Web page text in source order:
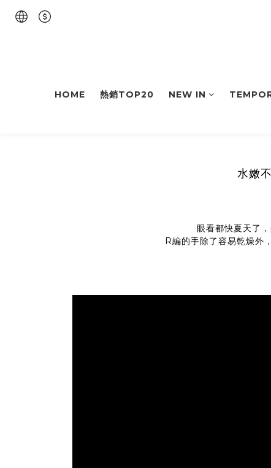
HOME 熱銷TOP20 NEW IN
水嫩
眼看都快夏天了
R編的手除了容易乾燥外